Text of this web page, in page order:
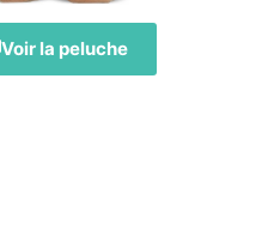
Voir la peluche